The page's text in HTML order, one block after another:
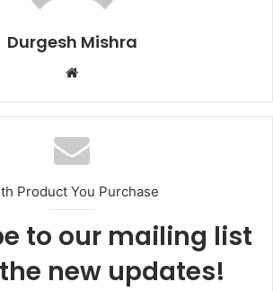
Durgesh Mishra
Website
Product You Purchase
to our mailing list
new updates!